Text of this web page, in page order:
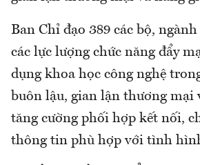
Ban Chỉ đạo 389 các bộ,
các lực lượng chức năng đẩy
dụng khoa học công nghệ
buôn lậu, gian lận thương mại
tăng cường phối hợp kết nối,
thông tin phù hợp với tình